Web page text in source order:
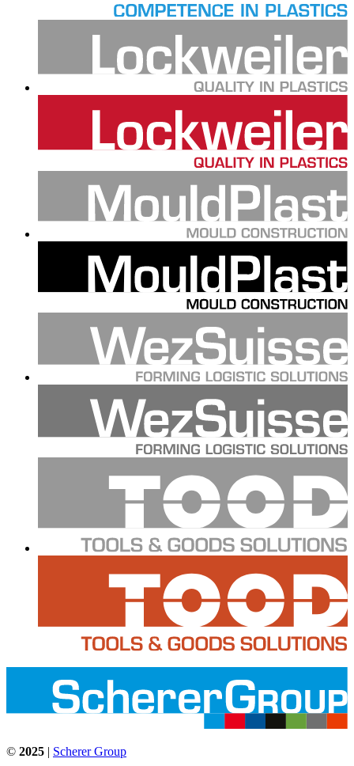
© 2025 | Scherer Group